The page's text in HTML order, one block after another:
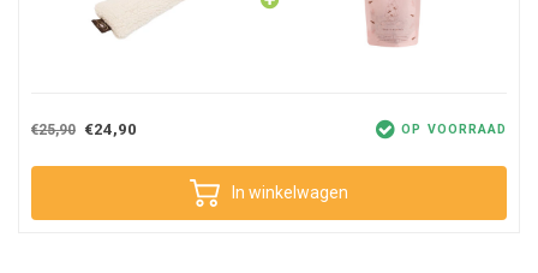
€25,90 €24,90 OP VOORRAAD
In winkelwagen